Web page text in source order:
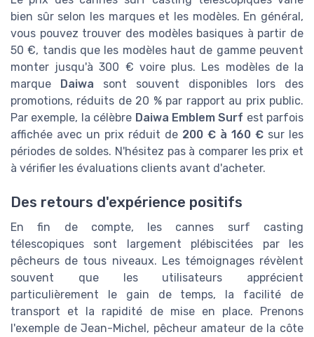
bien sûr selon les marques et les modèles. En général,
vous pouvez trouver des modèles basiques à partir de
50 €, tandis que les modèles haut de gamme peuvent
monter jusqu'à 300 € voire plus. Les modèles de la
marque Daiwa sont souvent disponibles lors des
promotions, réduits de 20 % par rapport au prix public.
Par exemple, la célèbre Daiwa Emblem Surf est parfois
affichée avec un prix réduit de 200 € à 160 € sur les
périodes de soldes. N'hésitez pas à comparer les prix et
à vérifier les évaluations clients avant d'acheter.
Des retours d'expérience positifs
En fin de compte, les cannes surf casting
télescopiques sont largement plébiscitées par les
pêcheurs de tous niveaux. Les témoignages révèlent
souvent que les utilisateurs apprécient
particulièrement le gain de temps, la facilité de
transport et la rapidité de mise en place. Prenons
l'exemple de Jean-Michel, pêcheur amateur de la côte